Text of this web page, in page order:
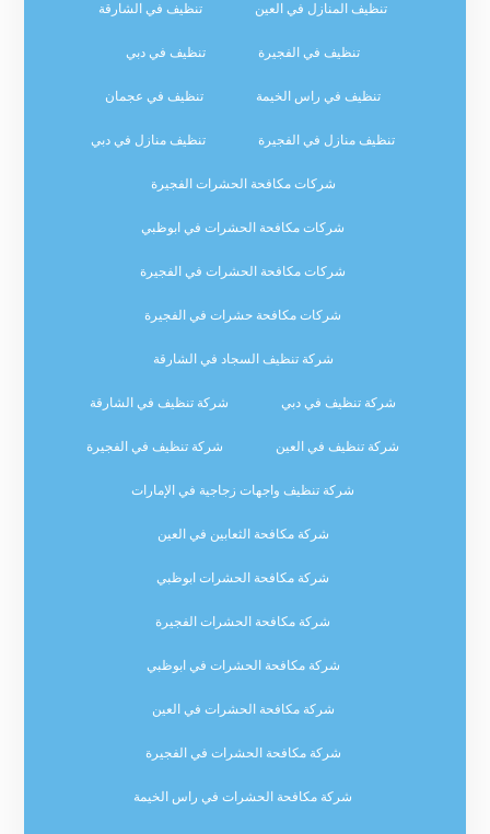
تنظيف المنازل في العين تنظيف في الشارقة
تنظيف في الفجيرة تنظيف في دبي
تنظيف في راس الخيمة تنظيف في عجمان
تنظيف منازل في الفجيرة تنظيف منازل في دبي
شركات مكافحة الحشرات الفجيرة
شركات مكافحة الحشرات في ابوظبي
شركات مكافحة الحشرات في الفجيرة
شركات مكافحة حشرات في الفجيرة
شركة تنظيف السجاد في الشارقة
شركة تنظيف في دبي شركة تنظيف في الشارقة
شركة تنظيف في العين شركة تنظيف في الفجيرة
شركة تنظيف واجهات زجاجية في الإمارات
شركة مكافحة الثعابين في العين
شركة مكافحة الحشرات ابوظبي
شركة مكافحة الحشرات الفجيرة
شركة مكافحة الحشرات في ابوظبي
شركة مكافحة الحشرات في العين
شركة مكافحة الحشرات في الفجيرة
شركة مكافحة الحشرات في راس الخيمة